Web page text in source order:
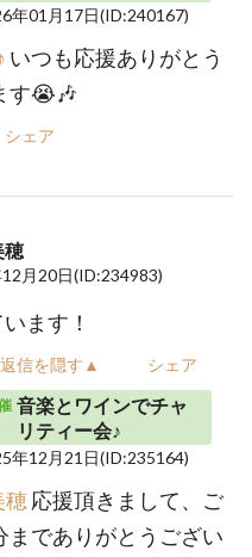
年01月17日(ID:240167)
いつも応援ありがとう
す😭🎶
シェア
穂
月20日(ID:234983)
ます！
信を隠す▲ シェア
音楽とワインでチャ
リティー会♪
年12月21日(ID:235164)
穂応援頂きまして、ご
までありがとうござい